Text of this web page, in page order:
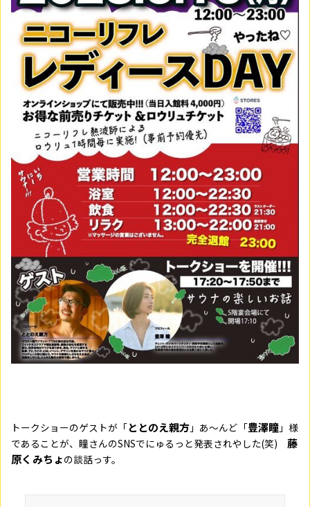
トークショーのゲストが「ととのえ親方 」あ～んど「豊澤瞳 」様
であることが、瞳さんのSNSでにゅるっと発表されやした(笑) 藤
原くみちょの談話っす。